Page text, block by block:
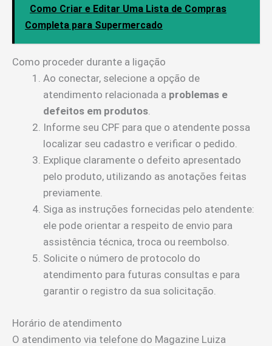
Como Criar e Editar Uma Lista de Compras
Completa para Supermercado
Como proceder durante a ligação
Ao conectar, selecione a opção de
atendimento relacionada a problemas e
defeitos em produtos.
Informe seu CPF para que o atendente possa
localizar seu cadastro e verificar o pedido.
Explique claramente o defeito apresentado
pelo produto, utilizando as anotações feitas
previamente.
Siga as instruções fornecidas pelo atendente:
ele pode orientar a respeito de envio para
assistência técnica, troca ou reembolso.
Solicite o número de protocolo do
atendimento para futuras consultas e para
garantir o registro da sua solicitação.
Horário de atendimento
O atendimento via telefone do Magazine Luiza